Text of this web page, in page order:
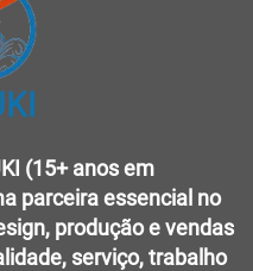
(15+ anos em
parceira essencial no
produção e vendas
serviço, trabalho